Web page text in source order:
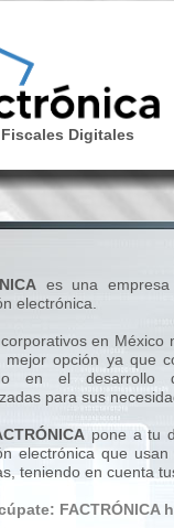
Digitales
es una
electrónica.
en México
mejor opción ya que
en el desarrollo
para sus
pone a tu
electrónica que
teniendo en cuenta
FACTRÓNICA